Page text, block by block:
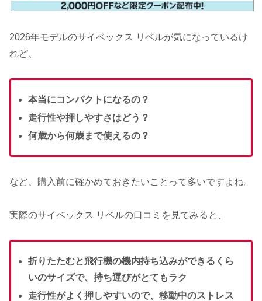
2026年モデルのサイベックス リベルが気になっているけ
れど、
本当にコンパクトになるの？
走行性や押しやすさはどう？
何歳から何歳まで使えるの？
など、購入前に確かめておきたいことって多いですよね。
実際のサイベックス リベルの口コミを見てみると、
折りたたむと飛行機の機内持ち込みができるくら
いのサイズで、持ち運びがとてもラク
走行性がよく押しやすいので、移動中のストレス